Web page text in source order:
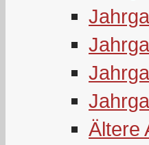
Ältere